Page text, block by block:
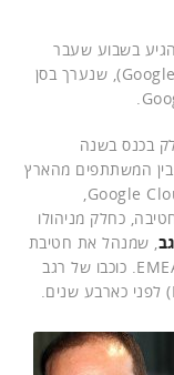
הגיע בשבוע שעבר
(Google), שנערך בסן
בכנס בשנה
מ-70 ארגונים. בין המשתתפים מהארץ
היו 10 מנהלים מהסניף המקומי של חטיבת Google Cloud,
כחלק מניהולו
, שמנהל את חטיבת
הלקוחות Google Cloud Customer באזור EMEA. כוכבו של רגב